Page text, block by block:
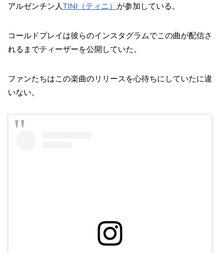
アルゼンチン人 TINI（ティニ） が参加している。
コールドプレイは彼らのインスタグラムでこの曲が配信さ
れるまでティーザーを公開していた。
ファンたちはこの楽曲のリリースを心待ちにしていたに違
いない。